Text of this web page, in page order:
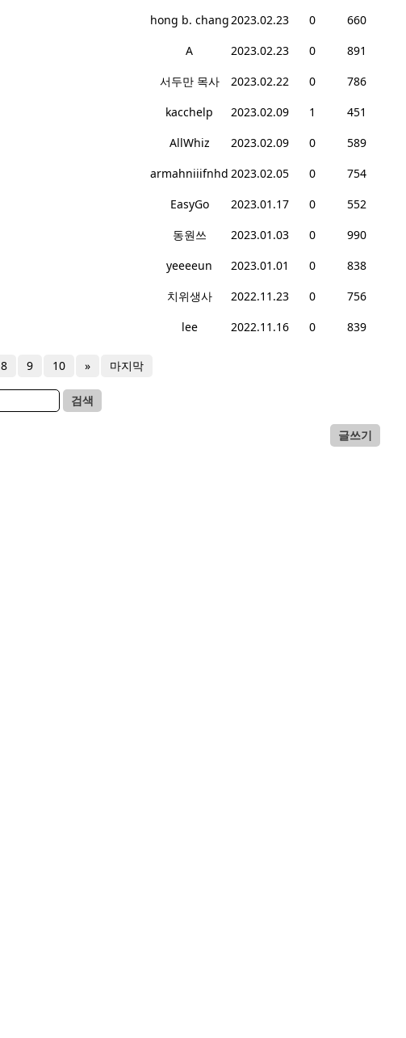
hong b. chang2023.02.23 0
660
A 2023.02.23 0
891
서두만 목사 2023.02.22 0
786
kacchelp 2023.02.09 1
451
AllWhiz 2023.02.09 0
589
armahniiifnhd 2023.02.05 0
754
EasyGo 2023.01.17 0
552
동원쓰 2023.01.03 0
990
yeeeeun 2023.01.01 0
838
치위생사 2022.11.23 0
756
lee 2022.11.16 0 839
8 9 10 » 마지막
검색
글쓰기